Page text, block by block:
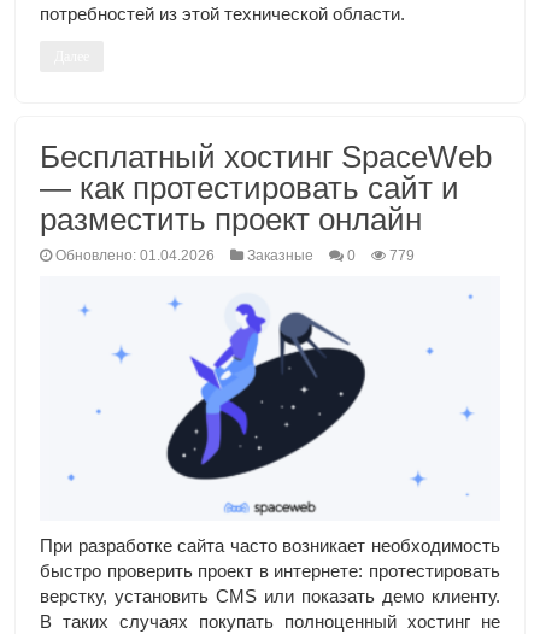
потребностей из этой технической области.
Бесплатный хостинг SpaceWeb
— как протестировать сайт и
разместить проект онлайн
Обновлено: 01.04.2026 Заказные 0 779
При разработке сайта часто возникает необходимость
быстро проверить проект в интернете: протестировать
верстку, установить CMS или показать демо клиенту.
В таких случаях покупать полноценный хостинг не